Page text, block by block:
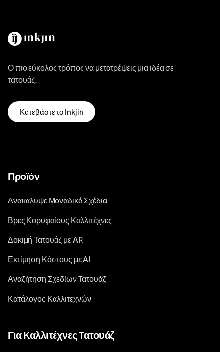
Ο πιο εύκολος τρόπος να μετατρέψεις μια ιδέα σε
τατουάζ.
Κατεβάστε το Inkjin
Προϊόν
Ανακάλυψε Μοναδικά Σχέδια
Βρες Κορυφαίους Καλλιτέχνες
Δοκιμή Τατουάζ με AR
Εκτίμηση Κόστους με AI
Αναζήτηση Σχεδίων Τατουάζ
Κατάλογος Καλλιτεχνών
Για Καλλιτέχνες Τατουάζ